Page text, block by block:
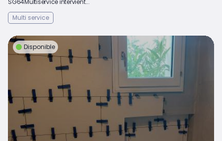
SG64Multiservice intervient...
Multi service
Disponible